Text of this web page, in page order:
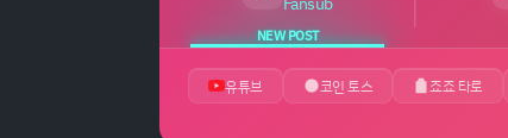
NEW POST
유튜브 코인 토스 죠죠 타로